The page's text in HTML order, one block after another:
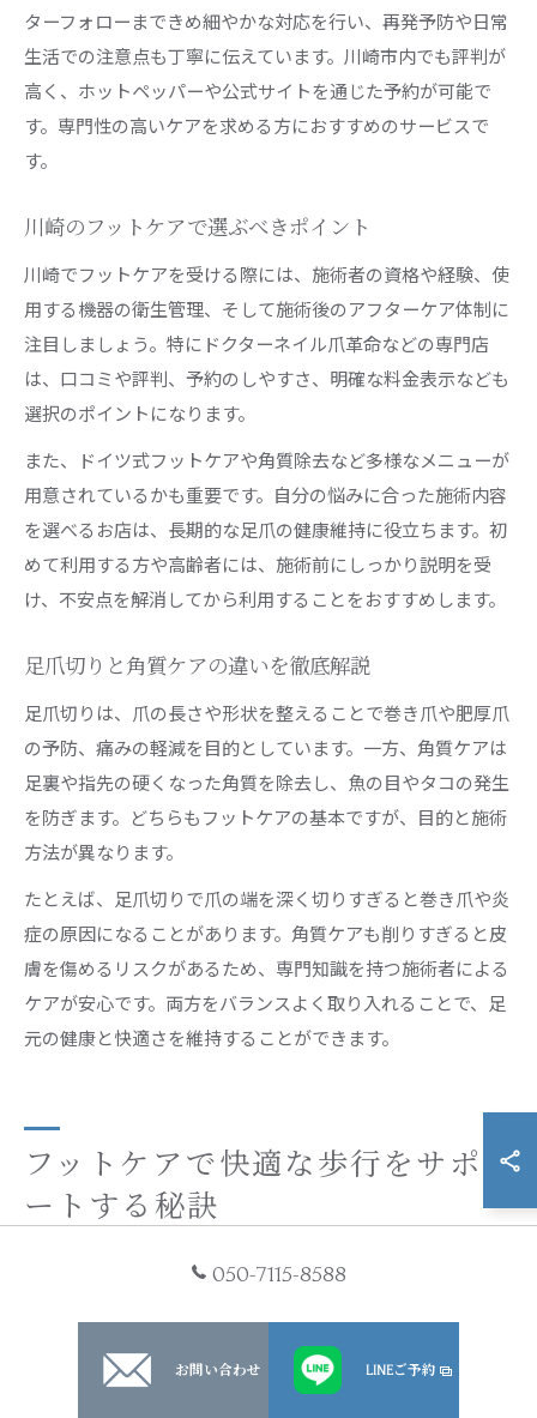
ターフォローまできめ細やかな対応を行い、再発予防や日常
生活での注意点も丁寧に伝えています。川崎市内でも評判が
高く、ホットペッパーや公式サイトを通じた予約が可能で
す。専門性の高いケアを求める方におすすめのサービスで
す。
川崎のフットケアで選ぶべきポイント
川崎でフットケアを受ける際には、施術者の資格や経験、使
用する機器の衛生管理、そして施術後のアフターケア体制に
注目しましょう。特にドクターネイル爪革命などの専門店
は、口コミや評判、予約のしやすさ、明確な料金表示なども
選択のポイントになります。
また、ドイツ式フットケアや角質除去など多様なメニューが
用意されているかも重要です。自分の悩みに合った施術内容
を選べるお店は、長期的な足爪の健康維持に役立ちます。初
めて利用する方や高齢者には、施術前にしっかり説明を受
け、不安点を解消してから利用することをおすすめします。
足爪切りと角質ケアの違いを徹底解説
足爪切りは、爪の長さや形状を整えることで巻き爪や肥厚爪
の予防、痛みの軽減を目的としています。一方、角質ケアは
足裏や指先の硬くなった角質を除去し、魚の目やタコの発生
を防ぎます。どちらもフットケアの基本ですが、目的と施術
方法が異なります。
たとえば、足爪切りで爪の端を深く切りすぎると巻き爪や炎
症の原因になることがあります。角質ケアも削りすぎると皮
膚を傷めるリスクがあるため、専門知識を持つ施術者による
ケアが安心です。両方をバランスよく取り入れることで、足
元の健康と快適さを維持することができます。
フットケアで快適な歩行をサポ
ートする秘訣
足爪切りとフットケアで歩行の快適さ実感
足爪切りは、単に爪を短く整えるだけでなく、歩行時の快適
さや安全性をサポートする重要なケアです。特に神奈川県川
崎市では、専門知識を持つスタッフによるフットケアサービ
050-7115-8588
お問い合わせ LINEご予約